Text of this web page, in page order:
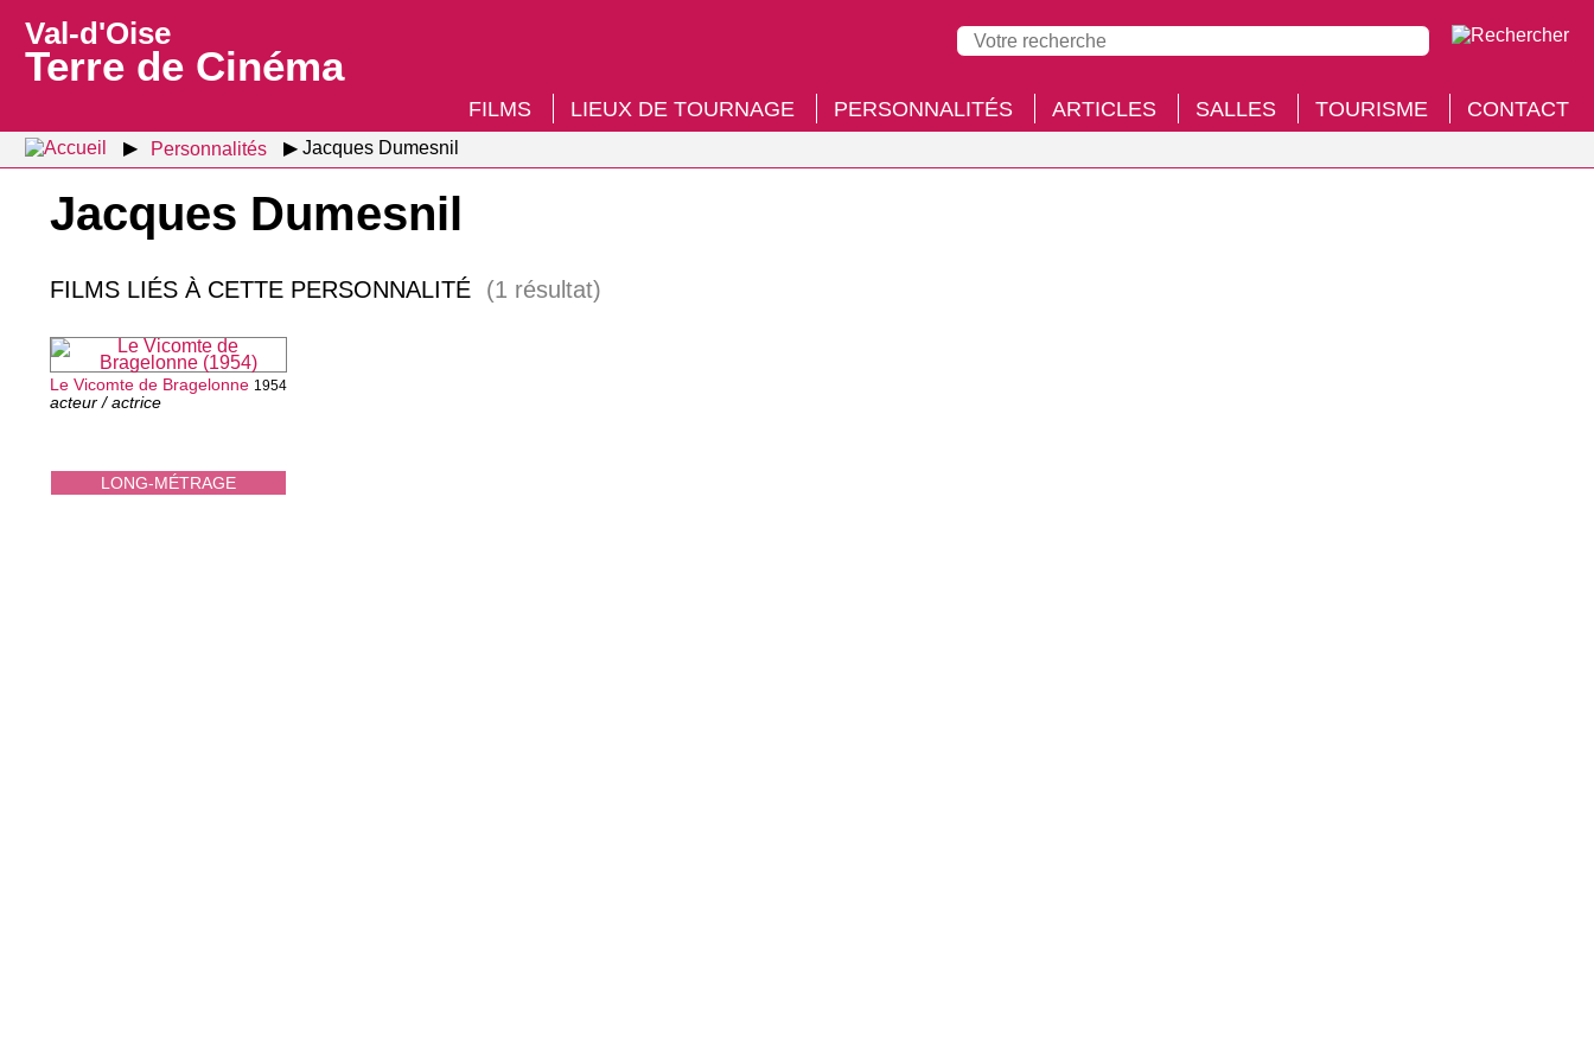
Val-d'Oise
Terre de Cinéma
FILMS LIEUX DE TOURNAGE PERSONNALITÉS ARTICLES SALLES TOURISME CONTACT
Personnalités Jacques Dumesnil
Jacques Dumesnil
FILMS LIÉS À CETTE PERSONNALITÉ (1 résultat)
LONG-MÉTRAGE
Le Vicomte de Bragelonne 1954
acteur / actrice